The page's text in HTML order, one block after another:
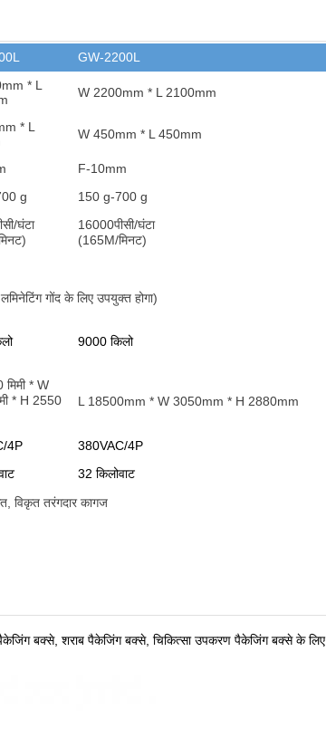
GW-2200L
* L
W 2200mm * L 2100mm
* L
W 450mm * L 450mm
F-10mm
g 150 g-700 g
घंटा
16000पीसी/घंटा
(165M/मिनट)
गोंद के लिए उपयुक्त होगा)
9000 किलो
* W
* H 2550
L 18500mm * W 3050mm * H 2880mm
4P
380VAC/4P
32 किलोवाट
विकृत तरंगदार कागज
बक्से, शराब पैकेजिंग बक्से, चिकित्सा उपकरण पैकेजिंग बक्से के लिए